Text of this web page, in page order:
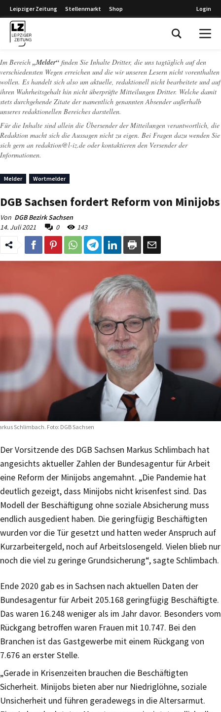
Leipziger Zeitung Stellenmarkt Shop Login
Im Bereich „Melder“ finden Sie Inhalte Dritter, die uns tagtäglich auf den
verschiedensten Wegen erreichen und die wir unseren Lesern nicht vorenthalten
wollen. Es handelt sich also um aktuelle, redaktionell nicht bearbeitete und auf
ihren Wahrheitsgehalt hin nicht überprüfte Mitteilungen Dritter. Welche damit
stets durchgehende Zitate der namentlich genannten Absender außerhalb
unseres redaktionellen Bereiches darstellen.
Für die Inhalte sind allein die Übersender der Mitteilungen verantwortlich, die
Redaktion macht sich die Aussagen nicht zu eigen. Bei Fragen dazu wenden Sie
sich gern an redaktion@l-iz.de oder kontaktieren den Versender der
Informationen.
Melder Wortmelder
DGB Sachsen fordert Reform von Minijobs
Von DGB Bezirk Sachsen
14. Juli 2021
0 143
Schlimbach. Foto: DGB Sachsen
Der Vorsitzende des DGB Sachsen Markus Schlimbach hat
angesichts aktueller Zahlen der Bundesagentur für Arbeit
eine Reform der Minijobs angemahnt. „Die Pandemie hat
deutlich gezeigt, dass Minijobs nicht krisenfest sind. Das
Modell der Beschäftigung ohne soziale Absicherung muss
endlich ausgedient haben. Die geringfügig Beschäftigten
wurden vor die Tür gesetzt und hatten weder Anspruch auf
Kurzarbeitergeld, noch auf Arbeitslosengeld. Vielen blieb nur
noch die viel zu geringe Grundsicherung“, sagte Schlimbach.
Ende 2020 gab es in Sachsen nach aktuellen Daten der
Bundesagentur für Arbeit 205.168 geringfügig Beschäftigte.
Das waren 16.248 weniger als im Jahr davor. Besonders vom
Rückgang betroffen waren Frauen mit 10.747. Bei den
Branchen ist das Gastgewerbe mit einem Rückgang von
7.676 an erster Stelle.
„Gerade in Krisenzeiten brauchen die Beschäftigten
Sicherheit. Minijobs bieten aber nur Niedriglöhne, soziale
Unsicherheit und führen geradewegs in die Altersarmut.